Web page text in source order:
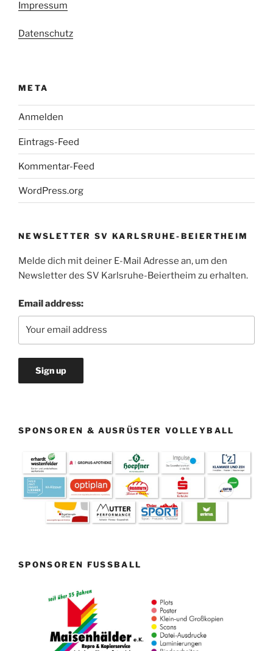
Impressum
Datenschutz
META
Anmelden
Eintrags-Feed
Kommentar-Feed
WordPress.org
NEWSLETTER SV KARLSRUHE-BEIERTHEIM
Melde dich mit deiner E-Mail Adresse an, um den
Newsletter des SV Karlsruhe-Beiertheim zu erhalten.
Email address:
SPONSOREN & AUSRÜSTER VOLLEYBALL
SPONSOREN FUSSBALL